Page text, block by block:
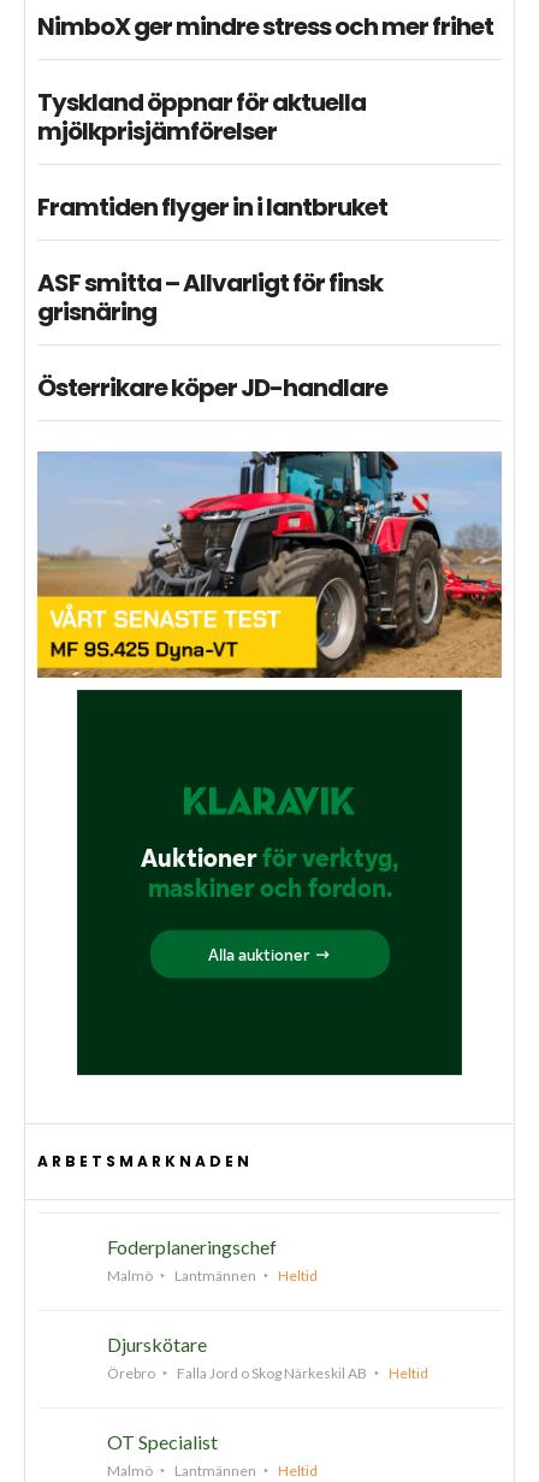
NimboX ger mindre stress och mer frihet
Tyskland öppnar för aktuella
mjölkprisjämförelser
Framtiden flyger in i lantbruket
ASF smitta – Allvarligt för finsk
grisnäring
Österrikare köper JD-handlare
ARBETSMARKNADEN
Foderplaneringschef
Malmö Lantmännen Heltid
Djurskötare
Örebro Falla Jord o Skog Närkeskil AB Heltid
OT Specialist
Malmö Lantmännen Heltid